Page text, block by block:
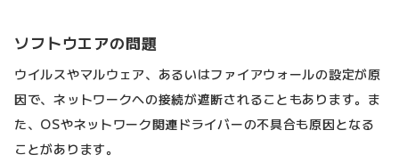
ソフトウエアの問題
ウイルスやマルウェア、あるいはファイアウォールの設定が原
因で、ネットワークへの接続が遮断されることもあります。ま
た、OSやネットワーク関連ドライバーの不具合も原因となる
ことがあります。